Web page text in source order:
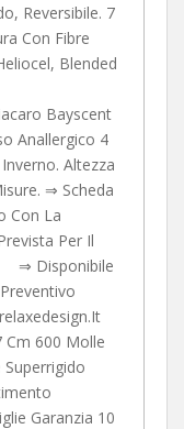
Reversibile. 7
Con Fibre
Blended
Bayscent
Anallergico 4
Altezza
⇒ Scheda
Con La
Per Il
⇒ Disponibile
600 Molle
Garanzia 10